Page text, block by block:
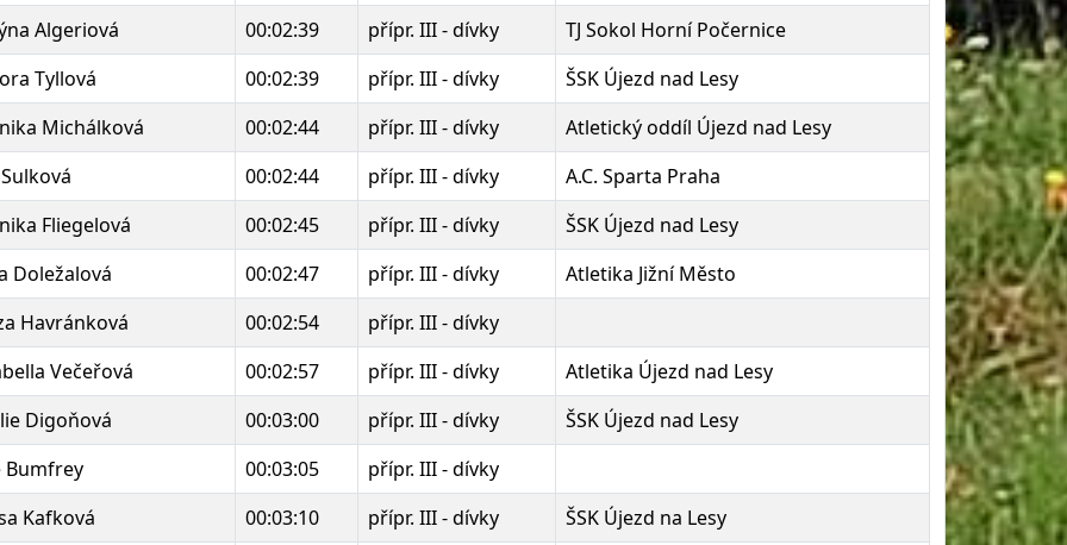
Algeriová
00:02:39 přípr. III - dívky
TJ Sokol Horní Počernice
Tyllová
00:02:39 přípr. III - dívky
ŠSK Újezd nad Lesy
Michálková
00:02:44 přípr. III - dívky
Atletický oddíl Újezd nad Lesy
00:02:44 přípr. III - dívky
A.C. Sparta Praha
Fliegelová
00:02:45 přípr. III - dívky
ŠSK Újezd nad Lesy
Doležalová
00:02:47 přípr. III - dívky
Atletika Jižní Město
Havránková
00:02:54
přípr. III - dívky
Večeřová
00:02:57 přípr. III - dívky
Atletika Újezd nad Lesy
Digoňová
00:03:00 přípr. III - dívky
ŠSK Újezd nad Lesy
Bumfrey
00:03:05
přípr. III - dívky
Kafková
00:03:10 přípr. III - dívky
ŠSK Újezd na Lesy